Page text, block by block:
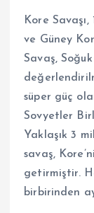
Kore Savaşı,
ve Güney
Savaş,
süper güç
Sovyetler
Yaklaşık 3
savaş,
getirmiştir.
birbirinden